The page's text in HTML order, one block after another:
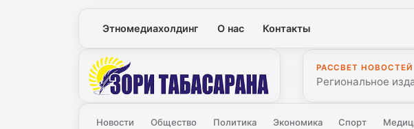
Этномедиахолдинг О нас Контакты
Зори
РАССВЕТ НОВОСТЕЙ
Региональное
Новости Общество Политика Экономика Спорт